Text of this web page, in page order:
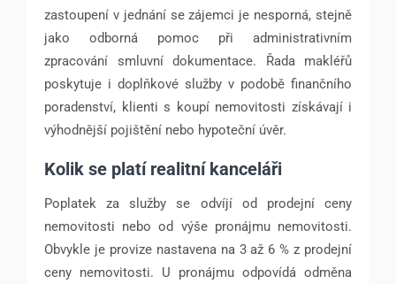
zastoupení v jednání se zájemci je nesporná, stejně
jako odborná pomoc při administrativním
zpracování smluvní dokumentace. Řada makléřů
poskytuje i doplňkové služby v podobě finančního
poradenství, klienti s koupí nemovitosti získávají i
výhodnější pojištění nebo hypoteční úvěr.
Kolik se platí realitní kanceláři
Poplatek za služby se odvíjí od prodejní ceny
nemovitosti nebo od výše pronájmu nemovitosti.
Obvykle je provize nastavena na 3 až 6 % z prodejní
ceny nemovitosti. U pronájmu odpovídá odměna